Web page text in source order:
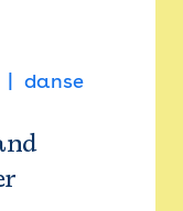
danse